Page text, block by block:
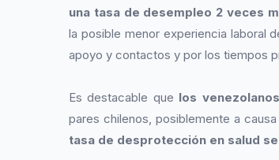
una tasa de desempleo 2 veces
la posible menor experiencia laboral
apoyo y contactos y por los tiempos
Es destacable que los
pares chilenos, posiblemente a
tasa de desprotección en salud